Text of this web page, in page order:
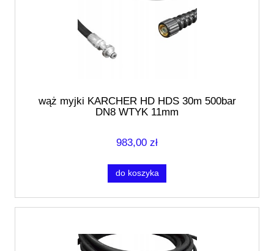
wąż myjki KARCHER HD HDS 30m 500bar
DN8 WTYK 11mm
983,00 zł
do koszyka